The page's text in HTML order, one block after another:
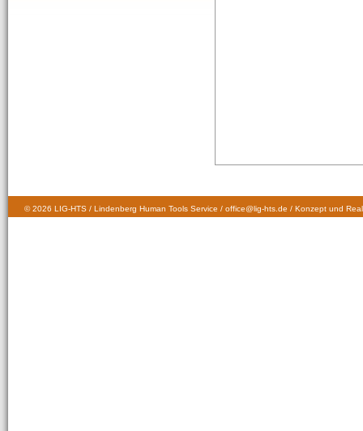
© 2026 LIG-HTS / Lindenberg Human Tools Service / office@lig-hts.de / Konzept und